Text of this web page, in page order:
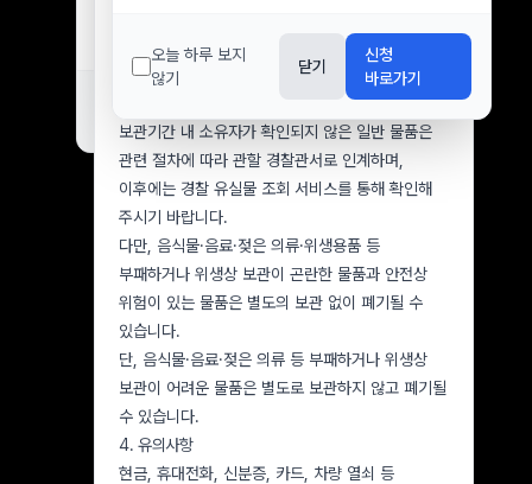
3. 분실물 보관기간
행사장에서 습득된 분실물은습득일로부터 7일간
보관기간 내 소유자가 확인되지 않은 일반 물품은
관련 절차에 따라 관할 경찰관서로 인계하며,
이후에는 경찰 유실물 조회 서비스를 통해 확인해
주시기 바랍니다.
다만, 음식물·음료·젖은 의류·위생용품 등
부패하거나 위생상 보관이 곤란한 물품과 안전상
위험이 있는 물품은 별도의 보관 없이 폐기될 수
있습니다.
단, 음식물·음료·젖은 의류 등 부패하거나 위생상
보관이 어려운 물품은 별도로 보관하지 않고 폐기될
수 있습니다.
4. 유의사항
현금, 휴대전화, 신분증, 카드, 차량 열쇠 등
오늘 하루 보지
않기
닫기
신청
바로가기